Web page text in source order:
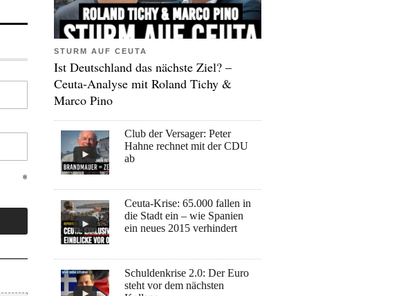
STURM AUF CEUTA
Ist Deutschland das nächste Ziel? –
Ceuta-Analyse mit Roland Tichy &
Marco Pino
Club der Versager: Peter
Hahne rechnet mit der CDU
ab
Ceuta-Krise: 65.000 fallen in
die Stadt ein – wie Spanien
ein neues 2015 verhindert
Schuldenkrise 2.0: Der Euro
steht vor dem nächsten